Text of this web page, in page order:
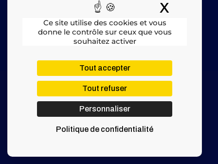
Ce site utilise des cookies et vous
donne le contrôle sur ceux que vous
souhaitez activer
Tout accepter
Tout refuser
Personnaliser
Politique de confidentialité
X